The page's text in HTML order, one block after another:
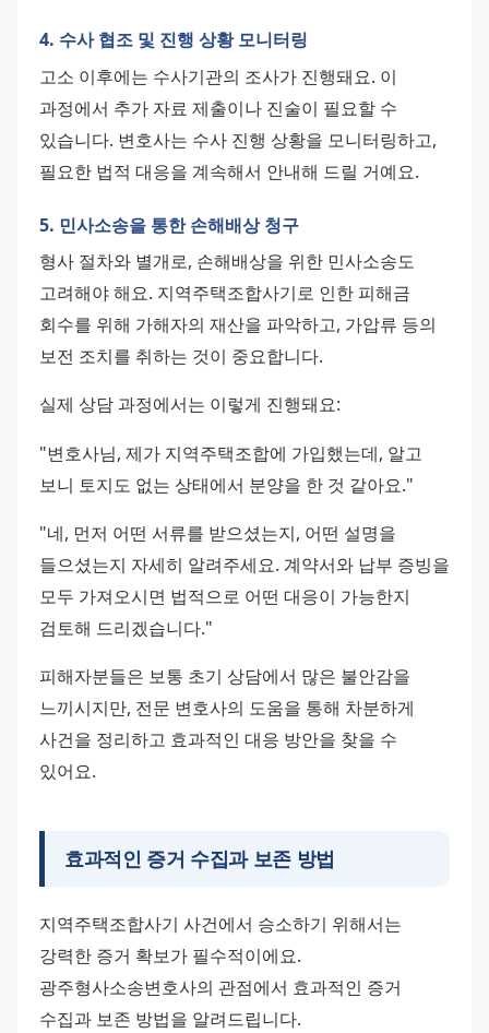
4. 수사 협조 및 진행 상황 모니터링
고소 이후에는 수사기관의 조사가 진행돼요. 이
과정에서 추가 자료 제출이나 진술이 필요할 수
있습니다. 변호사는 수사 진행 상황을 모니터링하고,
필요한 법적 대응을 계속해서 안내해 드릴 거예요.
5. 민사소송을 통한 손해배상 청구
형사 절차와 별개로, 손해배상을 위한 민사소송도
고려해야 해요. 지역주택조합사기로 인한 피해금
회수를 위해 가해자의 재산을 파악하고, 가압류 등의
보전 조치를 취하는 것이 중요합니다.
실제 상담 과정에서는 이렇게 진행돼요:
"변호사님, 제가 지역주택조합에 가입했는데, 알고
보니 토지도 없는 상태에서 분양을 한 것 같아요."
"네, 먼저 어떤 서류를 받으셨는지, 어떤 설명을
들으셨는지 자세히 알려주세요. 계약서와 납부 증빙을
모두 가져오시면 법적으로 어떤 대응이 가능한지
검토해 드리겠습니다."
피해자분들은 보통 초기 상담에서 많은 불안감을
느끼시지만, 전문 변호사의 도움을 통해 차분하게
사건을 정리하고 효과적인 대응 방안을 찾을 수
있어요.
효과적인 증거 수집과 보존 방법
지역주택조합사기 사건에서 승소하기 위해서는
강력한 증거 확보가 필수적이에요.
광주형사소송변호사의 관점에서 효과적인 증거
수집과 보존 방법을 알려드립니다.